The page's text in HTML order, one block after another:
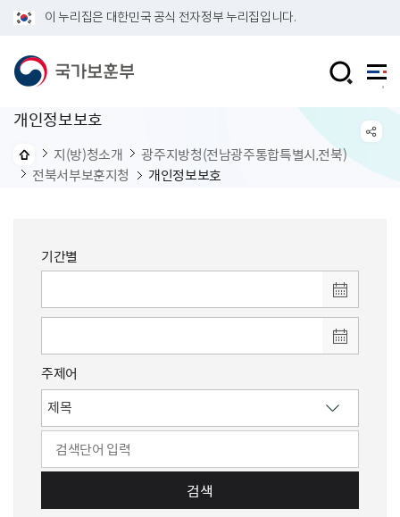
이 누리집은 대한민국 공식 전자정부 누리집입니다.
개인정보보호
지(방)청소개
광주지방청(전남광주통합특별시,전북)
전북서부보훈지청
개인정보보호
기간별
주제어
검색